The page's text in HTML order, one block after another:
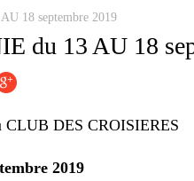
18 septembre 2019
du 13 AU 18
DES CROISIERES
2019